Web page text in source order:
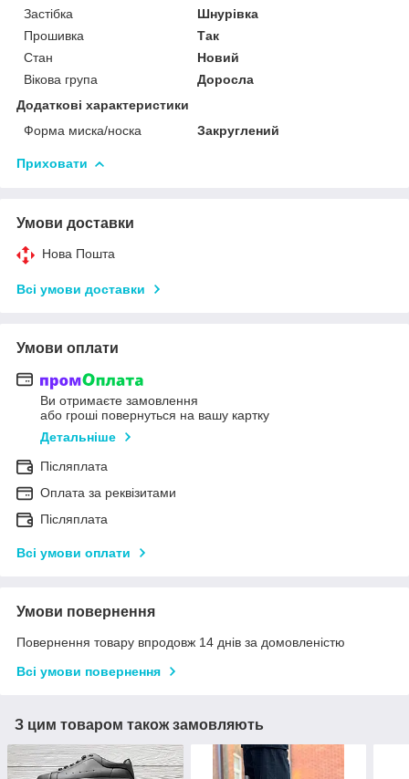
Застібка
Шнурівка
Прошивка
Так
Стан
Новий
Вікова група
Доросла
Додаткові характеристики
Форма миска/носка
Закруглений
Приховати
Умови доставки
Нова Пошта
Всі умови доставки
Умови оплати
Ви отримаєте замовлення
або гроші повернуться на вашу картку
Детальніше
Післяплата
Оплата за реквізитами
Післяплата
Всі умови оплати
Умови повернення
Повернення товару впродовж 14 днів за домовленістю
Всі умови повернення
З цим товаром також замовляють